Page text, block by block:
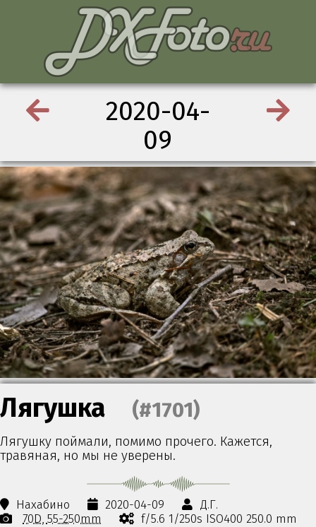
2020-04-
09
Лягушка (#1701)
Лягушку поймали, помимо прочего. Кажется,
травяная, но мы не уверены.
Нахабино 2020-04-09
Д.Г.
70D 55-250mm
f/5.6 1/250s ISO400 250.0 mm